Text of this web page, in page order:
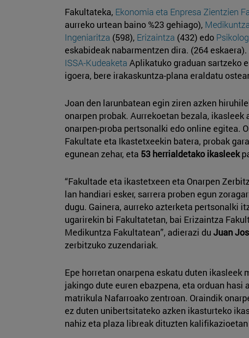
Fakultateka, Ekonomia eta Enpresa Zientzien
aurreko urtean baino %23 gehiago),
Ingeniaritza (598), Erizaintza (432) edo
eskabideak nabarmentzen dira. (264
ISSA-Kudeaketa Aplikatuko graduan sartzeko
igoera, bere irakaskuntza-plana eraldatu
Joan den larunbatean egin ziren azken
onarpen probak. Aurrekoetan bezala, ikasleek
onarpen-proba pertsonalki edo online egitea.
Fakultate eta Ikastetxeekin batera, probak
egunean zehar, eta 53 herrialdetako ikasleek
“Fakultade eta ikastetxeen eta Onarpen
lan handiari esker, sarrera proben egun
dugu. Gainera, aurreko azterketa pertsonalki
ugarirekin bi Fakultatetan, bai Erizaintza
Medikuntza Fakultatean”, adierazi du Juan
zerbitzuko zuzendariak.
Epe horretan onarpena eskatu duten ikasleek
jakingo dute euren ebazpena, eta orduan hasi
matrikula Nafarroako zentroan. Oraindik
ez duten unibertsitateko azken ikasturteko
nahiz eta plaza libreak dituzten